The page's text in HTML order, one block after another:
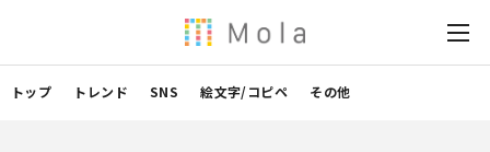
トップ トレンド SNS 絵文字/コピペ その他